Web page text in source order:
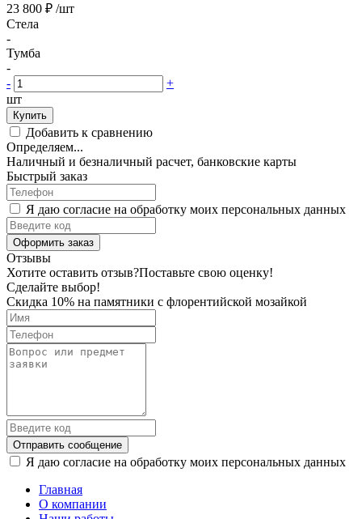
23 800 ₽ /шт
Стела
-
Тумба
-
-
+
шт
Купить
Добавить к сравнению
Определяем...
Наличный и безналичный расчет, банковские карты
Быстрый заказ
Я даю согласие на обработку моих персональных данных
Оформить заказ
Отзывы
Хотите оставить отзыв?Поставьте свою оценку!
Сделайте выбор!
Скидка 10% на памятники с флорентийской мозайкой
Отправить сообщение
Я даю согласие на обработку моих персональных данных
Главная
О компании